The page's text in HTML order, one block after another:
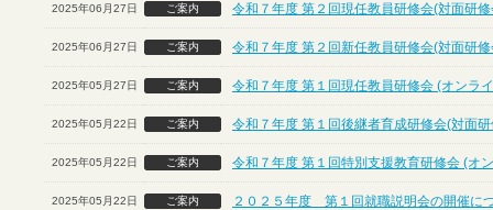
2025年06月27日 ご案内 令和７年度 第２回現任教員研修会(対面研
2025年06月27日 ご案内 令和７年度 第２回新任教員研修会(対面研
2025年05月27日 ご案内 令和７年度 第１回現任教員研修会 (オンラ
2025年05月22日 ご案内 令和７年度 第１回後継者育成研修会(対面
2025年05月22日 ご案内 令和７年度 第１回特別支援教育研修会 (オ
2025年05月22日 ご案内 ２０２５年度 第１回就職説明会の開催に